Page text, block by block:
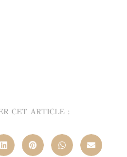
CET ARTICLE :